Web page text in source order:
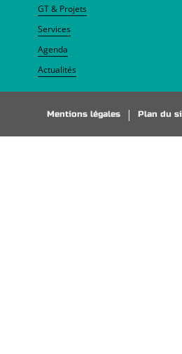
GT & Projets
Services
Agenda
Actualités
Mentions légales Plan du